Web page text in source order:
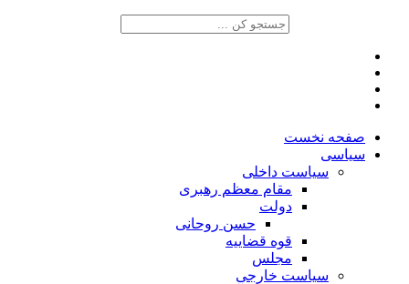
صفحه نخست
سیاسی
سیاست داخلی
مقام معظم رهبری
دولت
حسن روحانی
قوه قضاییه
مجلس
سیاست خارجی